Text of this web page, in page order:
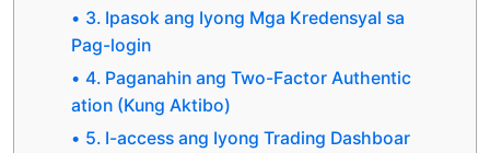
3. Ipasok ang Iyong Mga Kredensyal sa
Pag-login
4. Paganahin ang Two-Factor Authentic
ation (Kung Aktibo)
5. I-access ang Iyong Trading Dashboar